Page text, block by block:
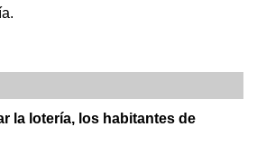
la lotería, los habitantes de